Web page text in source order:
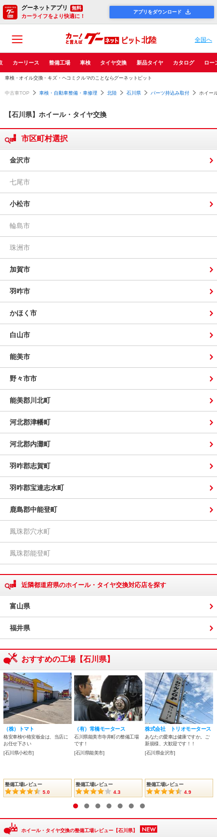
グーネットアプリ 無料
カーライフをより快適に！
アプリをダウンロード
北陸 全国へ
カーリース 整備工場 車検 タイヤ交換 新品タイヤ カタログ ロー
車検・オイル交換・キズ・ヘコミクルマのことならグーネットピット
中古車TOP 車検・自動車整備・車修理 北陸 石川県 パーツ持込み取付 ホイー
【石川県】ホイール・タイヤ交換
市区町村選択
金沢市
七尾市
小松市
輪島市
珠洲市
加賀市
羽咋市
かほく市
白山市
能美市
野々市市
能美郡川北町
河北郡津幡町
河北郡内灘町
羽咋郡志賀町
羽咋郡宝達志水町
鹿島郡中能登町
鳳珠郡穴水町
鳳珠郡能登町
近隣都道府県のホイール・タイヤ交換対応店を探す
富山県
福井県
おすすめの工場【石川県】
（株）トマト
格安車検や格安板金は、当店に
お任せ下さい
[石川県小松市]
整備工場レビュー
5.0
（有）常橋モータース
石川県能美市寺井町の整備工場
です！
[石川県能美市]
整備工場レビュー
4.3
株式会社 トリオモータース
あなたの愛車は健康ですか。ご
新規様、大歓迎です！！
[石川県金沢市]
整備工場レビュー
4.9
ホイール・タイヤ交換の整備工場レビュー【石川県】